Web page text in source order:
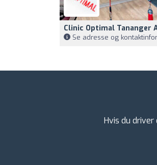
Clinic Optimal Tananger
Se adresse og
Hvis du